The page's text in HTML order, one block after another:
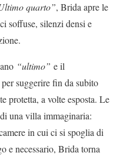
quarto”, Brida apre le
soffuse, silenzi densi e
“ultimo” e il
suggerire fin da subito
protetta, a volte esposta. Le
una villa immaginaria:
in cui ci si spoglia di
e necessario, Brida torna